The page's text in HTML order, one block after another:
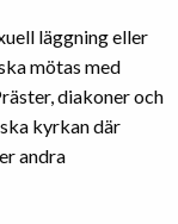
läggning eller
mötas med
diakoner och
kyrkan där
andra